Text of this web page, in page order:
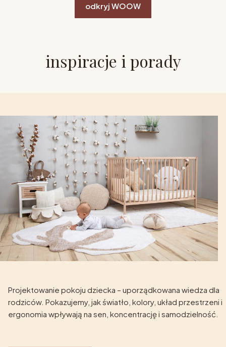
odkryj WOOW
inspiracje i porady
Projektowanie pokoju dziecka – uporządkowana wiedza dla
rodziców. Pokazujemy, jak światło, kolory, układ przestrzeni i
ergonomia wpływają na sen, koncentrację i samodzielność.